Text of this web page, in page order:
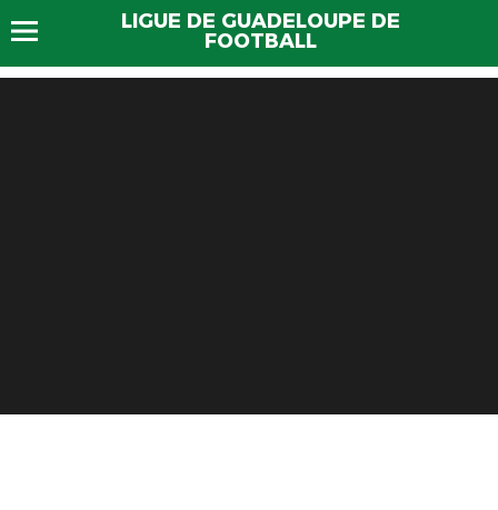
LIGUE DE GUADELOUPE DE
FOOTBALL